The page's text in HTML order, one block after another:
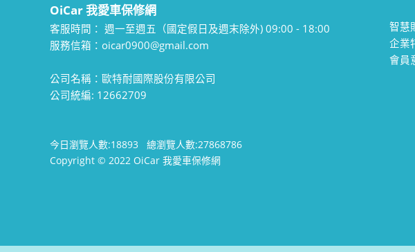
OiCar 我愛車保修網
客服時間： 週一至週五（國定假日及週末除外) 09:00 - 18:00
服務信箱：oicar0900@gmail.com
公司名稱：歐特耐國際股份有限公司
公司統編: 12662709
智慧
企業
會員
今日瀏覽人數:18893 總瀏覽人數:27868786
Copyright © 2022 OiCar 我愛車保修網